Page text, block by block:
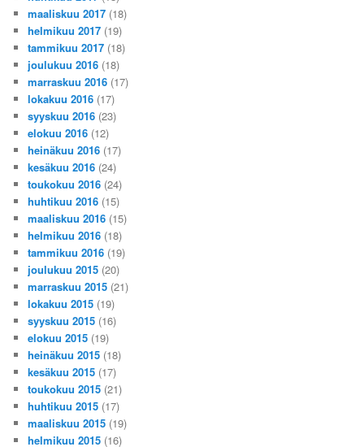
maaliskuu 2017 (18)
helmikuu 2017 (19)
tammikuu 2017 (18)
joulukuu 2016 (18)
marraskuu 2016 (17)
lokakuu 2016 (17)
syyskuu 2016 (23)
elokuu 2016 (12)
heinäkuu 2016 (17)
kesäkuu 2016 (24)
toukokuu 2016 (24)
huhtikuu 2016 (15)
maaliskuu 2016 (15)
helmikuu 2016 (18)
tammikuu 2016 (19)
joulukuu 2015 (20)
marraskuu 2015 (21)
lokakuu 2015 (19)
syyskuu 2015 (16)
elokuu 2015 (19)
heinäkuu 2015 (18)
kesäkuu 2015 (17)
toukokuu 2015 (21)
huhtikuu 2015 (17)
maaliskuu 2015 (19)
helmikuu 2015 (16)